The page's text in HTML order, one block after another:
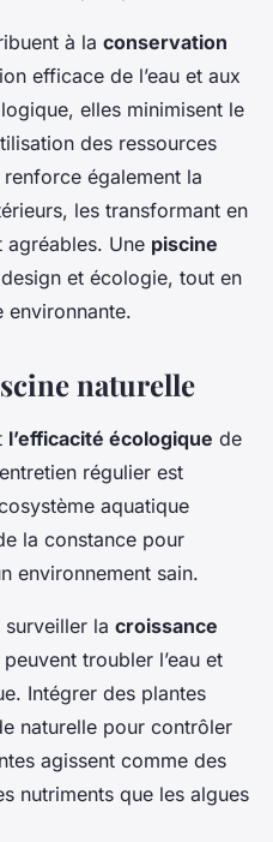
à la conservation
efficace de l’eau et aux
elles minimisent le
des ressources
également la
les transformant en
Une piscine
et écologie, tout en
environnante.
naturelle
l’efficacité écologique de
régulier est
aquatique
la constance pour
environnement sain.
la croissance
troubler l’eau et
Intégrer des plantes
naturelle pour contrôler
agissent comme des
nutriments que les algues